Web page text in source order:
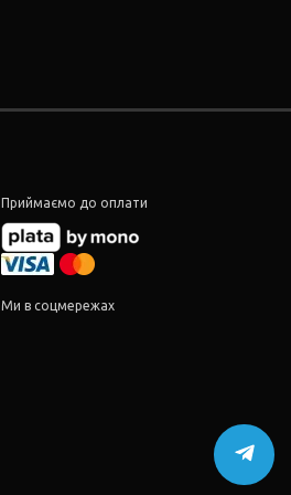
Приймаємо до оплати
Ми в соцмережах